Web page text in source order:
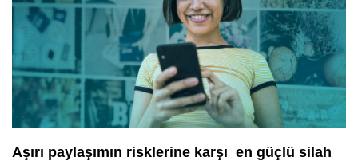
Aşırı paylaşımın risklerine karşı en güçlü silah